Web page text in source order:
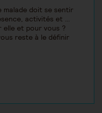
malade doit se sentir
activités et …
elle et pour vous ?
reste à le définir